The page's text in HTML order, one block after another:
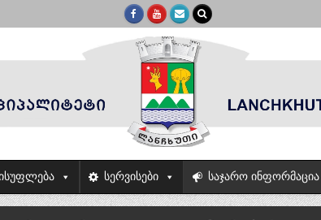
სერვისები საჯარო ინფორმაცია